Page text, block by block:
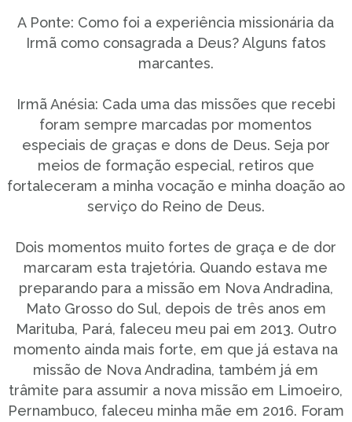
A Ponte: Como foi a experiência missionária da
Irmã como consagrada a Deus? Alguns fatos
marcantes.
Irmã Anésia: Cada uma das missões que recebi
foram sempre marcadas por momentos
especiais de graças e dons de Deus. Seja por
meios de formação especial, retiros que
fortaleceram a minha vocação e minha doação ao
serviço do Reino de Deus.
Dois momentos muito fortes de graça e de dor
marcaram esta trajetória. Quando estava me
preparando para a missão em Nova Andradina,
Mato Grosso do Sul, depois de três anos em
Marituba, Pará, faleceu meu pai em 2013. Outro
momento ainda mais forte, em que já estava na
missão de Nova Andradina, também já em
trâmite para assumir a nova missão em Limoeiro,
Pernambuco, faleceu minha mãe em 2016. Foram